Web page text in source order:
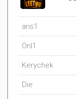
aris1
Onl1
Kerychek
Die